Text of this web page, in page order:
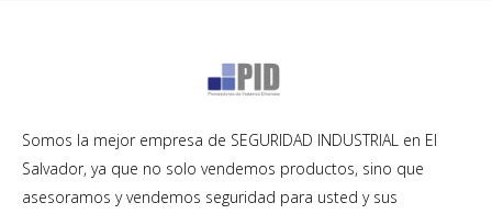
Somos la mejor empresa de SEGURIDAD INDUSTRIAL en El
Salvador, ya que no solo vendemos productos, sino que
asesoramos y vendemos seguridad para usted y sus